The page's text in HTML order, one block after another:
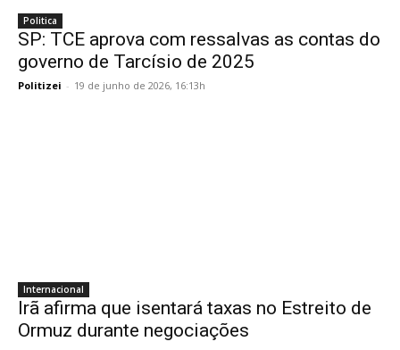
Politica
SP: TCE aprova com ressalvas as contas do
governo de Tarcísio de 2025
Politizei - 19 de junho de 2026, 16:13h
Internacional
Irã afirma que isentará taxas no Estreito de
Ormuz durante negociações